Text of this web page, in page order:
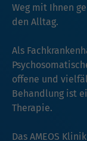
Weg mit Ihnen
den Alltag.
Als
offene und
Behandlung ist
Therapie.
Das AMEOS